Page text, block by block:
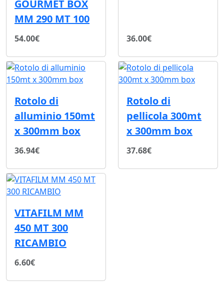
GOURMET BOX
MM 290 MT 100
54.00€ 36.00€
Rotolo di
alluminio 150mt
x 300mm box
36.94€
Rotolo di
pellicola 300mt
x 300mm box
37.68€
VITAFILM MM
450 MT 300
RICAMBIO
6.60€